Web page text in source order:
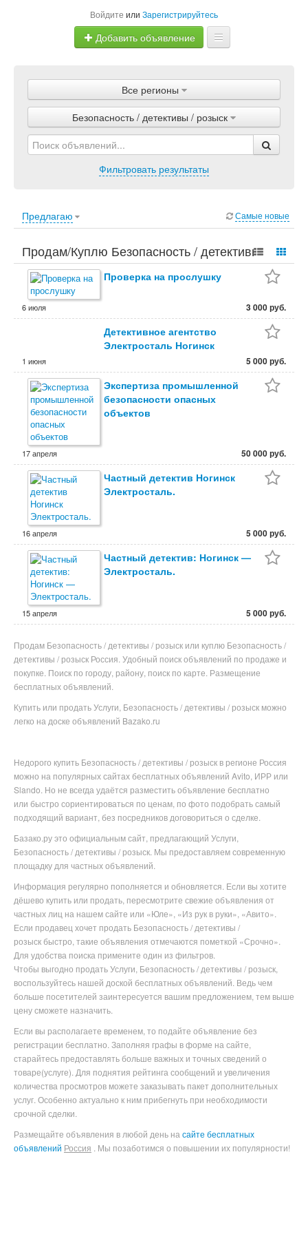
Войдите или Зарегистрируйтесь
Добавить объявление
Объявления
Магазины
Услуги
Все регионы
Безопасность / детективы / розыск
Фильтровать результаты
Предлагаю Самые новые
Продам/Куплю Безопасность / детективы /
розыск. Услуги, Безопасность / детективы /
розыск.
Проверка на прослушку
6 июля 3 000 руб.
Детективное агентство
Электросталь Ногинск
1 июня 5 000 руб.
Экспертиза промышленной
безопасности опасных
объектов
17 апреля 50 000 руб.
Частный детектив Ногинск
Электросталь.
16 апреля 5 000 руб.
Частный детектив: Ногинск —
Электросталь.
15 апреля 5 000 руб.
Продам Безопасность / детективы / розыск или куплю Безопасность /
детективы / розыск Россия. Удобный поиск объявлений по продаже и
покупке. Поиск по городу, району, поиск по карте. Размещение
бесплатных объявлений.
Купить или продать Услуги, Безопасность / детективы / розыск можно
легко на доске объявлений Bazako.ru
Недорого купить Безопасность / детективы / розыск в регионе Россия
можно на популярныхсайтах бесплатных объявлений Avito, ИРР или
Slando. Но не всегда удаётся разместить объявление бесплатно
или быстро сориентироваться по ценам, по фото подобрать самый
подходящий вариант, без посредников договориться о сделке.
Базако.ру это официальным сайт, предлагающий Услуги,
Безопасность / детективы / розыск. Мы предоставляем современную
площадку для частных объявлений.
Информация регулярно пополняется и обновляется. Если вы хотите
дёшево купить или продать, пересмотрите свежие объявления от
частных лиц на нашем сайте или «Юле», «Из рук в руки», «Авито».
Если продавец хочет продать Безопасность / детективы /
розыск быстро, такие объявления отмечаются пометкой «Срочно».
Для удобства поиска примените один из фильтров.
Чтобы выгодно продать Услуги, Безопасность / детективы / розыск
воспользуйтесь нашей доской бесплатных объявлений. Ведь чем
больше посетителей заинтересуется вашим предложением, тем выше
цену сможете назначить.
Если вы располагаете временем, то подайте объявление без
регистрации бесплатно. Заполняя графы в форме на сайте,
старайтесь предоставлять больше важных и точных сведений о
товаре(услуге). Для поднятия рейтинга сообщений и увеличения
количества просмотров можете заказывать пакет дополнительных
услуг. Особенно актуально к ним прибегнуть при необходимости
срочной сделки.
Размещайте объявления в любой день на сайте бесплатных
объявлений Россия . Мы позаботимся о повышении их популярности!